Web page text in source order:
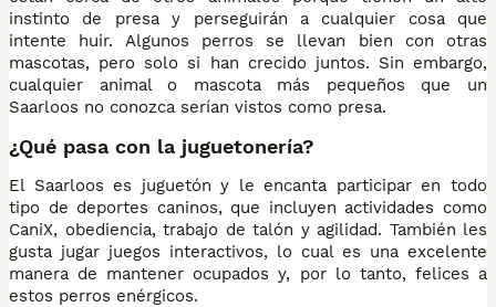
instinto de presa y perseguirán a cualquier cosa que
intente huir. Algunos perros se llevan bien con otras
mascotas, pero solo si han crecido juntos. Sin embargo,
cualquier animal o mascota más pequeños que un
Saarloos no conozca serían vistos como presa.
¿Qué pasa con la juguetonería?
El Saarloos es juguetón y le encanta participar en todo
tipo de deportes caninos, que incluyen actividades como
CaniX, obediencia, trabajo de talón y agilidad. También les
gusta jugar juegos interactivos, lo cual es una excelente
manera de mantener ocupados y, por lo tanto, felices a
estos perros enérgicos.